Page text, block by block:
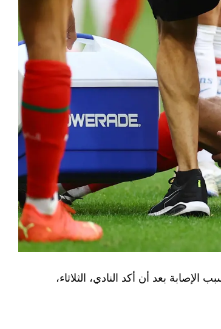
بعد أن أكد النادي، الثلاثاء،